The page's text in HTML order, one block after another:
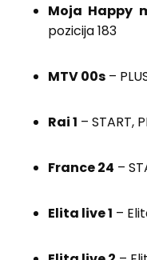
Moja Happy
pozicija 183
MTV 00s –
Rai 1 – START,
France 24 –
Elita live 1 –